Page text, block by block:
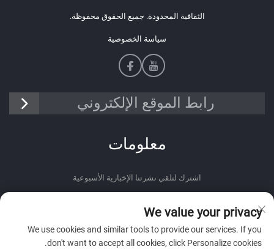
الثقافية المحدودة. جميع الحقوق محفوظة.
سياسة الخصوصية
رابط الموقع الإلكتروني
معلومات
اشترك لتلقي نشرتنا الإخبارية الأسبوعية
We value your privacy
We use cookies and similar tools to provide our services. If you
don't want to accept all cookies, click Personalize cookies.